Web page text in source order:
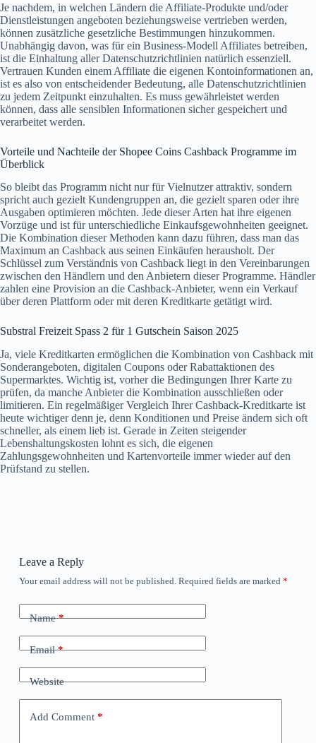
Je nachdem, in welchen Ländern die Affiliate-Produkte und/oder
Dienstleistungen angeboten beziehungsweise vertrieben werden,
können zusätzliche gesetzliche Bestimmungen hinzukommen.
Unabhängig davon, was für ein Business-Modell Affiliates betreiben,
ist die Einhaltung aller Datenschutzrichtlinien natürlich essenziell.
Vertrauen Kunden einem Affiliate die eigenen Kontoinformationen an,
ist es also von entscheidender Bedeutung, alle Datenschutzrichtlinien
zu jedem Zeitpunkt einzuhalten. Es muss gewährleistet werden
können, dass alle sensiblen Informationen sicher gespeichert und
verarbeitet werden.
Vorteile und Nachteile der Shopee Coins Cashback Programme im
Überblick
So bleibt das Programm nicht nur für Vielnutzer attraktiv, sondern
spricht auch gezielt Kundengruppen an, die gezielt sparen oder ihre
Ausgaben optimieren möchten. Jede dieser Arten hat ihre eigenen
Vorzüge und ist für unterschiedliche Einkaufsgewohnheiten geeignet.
Die Kombination dieser Methoden kann dazu führen, dass man das
Maximum an Cashback aus seinen Einkäufen herausholt. Der
Schlüssel zum Verständnis von Cashback liegt in den Vereinbarungen
zwischen den Händlern und den Anbietern dieser Programme. Händler
zahlen eine Provision an die Cashback-Anbieter, wenn ein Verkauf
über deren Plattform oder mit deren Kreditkarte getätigt wird.
Substral Freizeit Spass 2 für 1 Gutschein Saison 2025
Ja, viele Kreditkarten ermöglichen die Kombination von Cashback mit
Sonderangeboten, digitalen Coupons oder Rabattaktionen des
Supermarktes. Wichtig ist, vorher die Bedingungen Ihrer Karte zu
prüfen, da manche Anbieter die Kombination ausschließen oder
limitieren. Ein regelmäßiger Vergleich Ihrer Cashback-Kreditkarte ist
heute wichtiger denn je, denn Konditionen und Preise ändern sich oft
schneller, als einem lieb ist. Gerade in Zeiten steigender
Lebenshaltungskosten lohnt es sich, die eigenen
Zahlungsgewohnheiten und Kartenvorteile immer wieder auf den
Prüfstand zu stellen.
Leave a Reply
Your email address will not be published. Required fields are marked *
Name*
Email*
Website
Add Comment*